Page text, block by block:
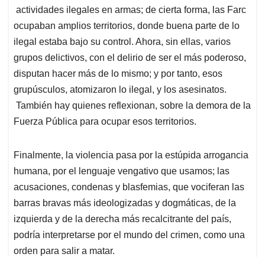
actividades ilegales en armas; de cierta forma, las Farc
ocupaban amplios territorios, donde buena parte de lo
ilegal estaba bajo su control. Ahora, sin ellas, varios
grupos delictivos, con el delirio de ser el más poderoso,
disputan hacer más de lo mismo; y por tanto, esos
grupúsculos, atomizaron lo ilegal, y los asesinatos.
También hay quienes reflexionan, sobre la demora de la
Fuerza Pública para ocupar esos territorios.
Finalmente, la violencia pasa por la estúpida arrogancia
humana, por el lenguaje vengativo que usamos; las
acusaciones, condenas y blasfemias, que vociferan las
barras bravas más ideologizadas y dogmáticas, de la
izquierda y de la derecha más recalcitrante del país,
podría interpretarse por el mundo del crimen, como una
orden para salir a matar.